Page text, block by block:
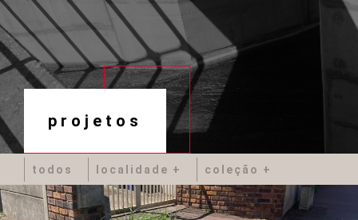
projetos
todos localidade coleção